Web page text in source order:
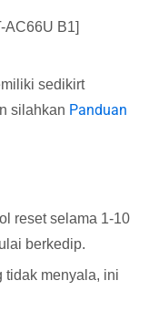
AC66U B1]
sedikirt
silahkan Panduan
reset selama 1-10
berkedip.
tidak menyala, ini